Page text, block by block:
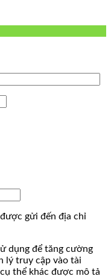
gửi đến địa chỉ
dụng để tăng cường
lý truy cập vào tài
thể khác được mô tả